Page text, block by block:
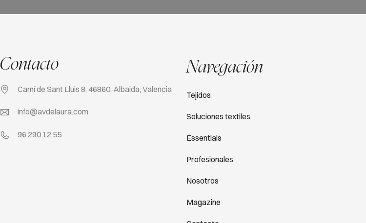
Contacto
Camí de Sant Lluis 8, 46860, Albaida, Valencia
info@avdelaura.com
96 290 12 55
Navegación
Tejidos
Soluciones textiles
Essentials
Profesionales
Nosotros
Magazine